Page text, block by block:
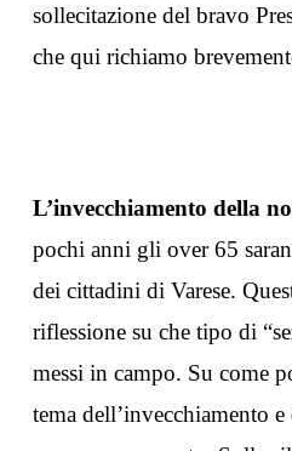
sollecitazione del bravo
che qui richiamo
L’invecchiamento della
pochi anni gli over 65
dei cittadini di Varese.
riflessione su che tipo di
messi in campo. Su come
tema dell’invecchiamento e